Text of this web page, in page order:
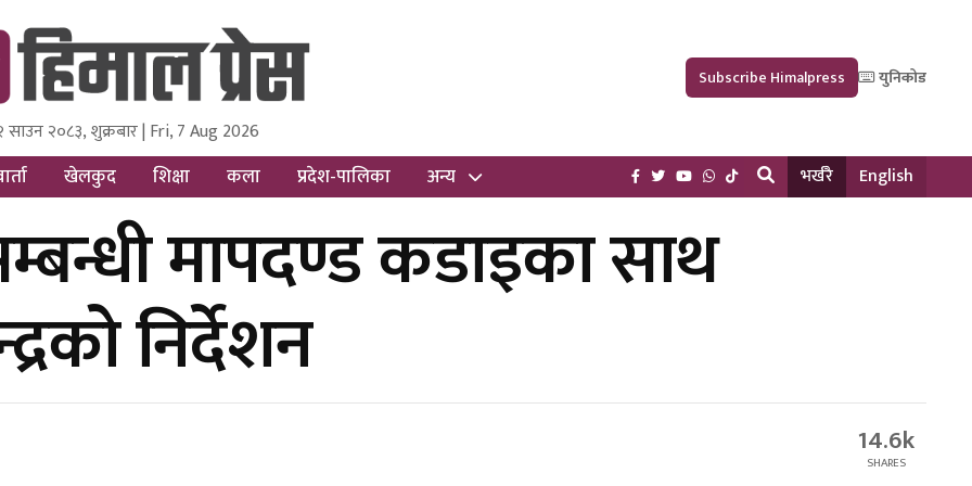
Media and Research Pvt Ltd.
साउन २०८३, शुक्रबार | Fri, 7 Aug 2026
Subscribe Himalpress युनिकोड
खेलकुद शिक्षा कला प्रदेश-पालिका अन्य भर्खरै English
मापदण्ड कडाइका साथ
निर्देशन
14.6k
SHARES